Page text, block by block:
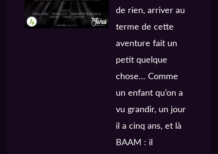
de rien, arriver au
terme de cette
aventure fait un
petit quelque
chose… Comme
un enfant qu’on a
vu grandir, un jour
il a cinq ans, et là
BAAM : il